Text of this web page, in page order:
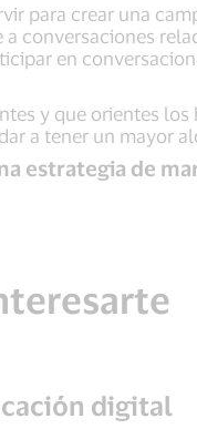
para crear una
conversaciones
en
y que orientes los
a tener un mayor
estrategia de
digital